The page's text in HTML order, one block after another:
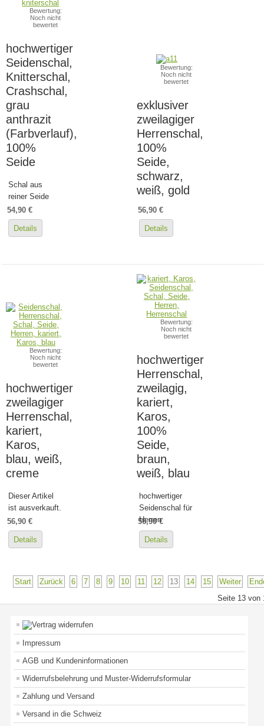
Bewertung:
Noch nicht
bewertet
hochwertiger
Seidenschal,
Knitterschal,
Crashschal,
grau
anthrazit
(Farbverlauf),
100%
Seide
Schal aus
reiner Seide
54,90 €
Details
Bewertung:
Noch nicht
bewertet
exklusiver
zweilagiger
Herrenschal,
100%
Seide,
schwarz,
weiß, gold
56,90 €
Details
Bewertung:
Noch nicht
bewertet
hochwertiger
zweilagiger
Herrenschal,
kariert,
Karos,
blau, weiß,
creme
Dieser Artikel
ist ausverkauft.
56,90 €
Details
Bewertung:
Noch nicht
bewertet
hochwertiger
Herrenschal,
zweilagig,
kariert,
Karos,
100%
Seide,
braun,
weiß, blau
hochwertiger
Seidenschal für
Herren
56,90 €
Details
Start Zurück 6 7 8 9 10 11 12 13 14 15 Weiter
Seite 13 von
Impressum
AGB und Kundeninformationen
Widerrufsbelehrung und Muster-Widerrufsformular
Zahlung und Versand
Versand in die Schweiz